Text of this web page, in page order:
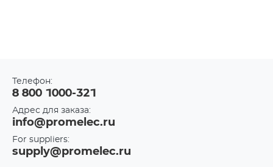
Телефон:
8 800 1000-321
Адрес для заказа:
info@promelec.ru
For suppliers:
supply@promelec.ru